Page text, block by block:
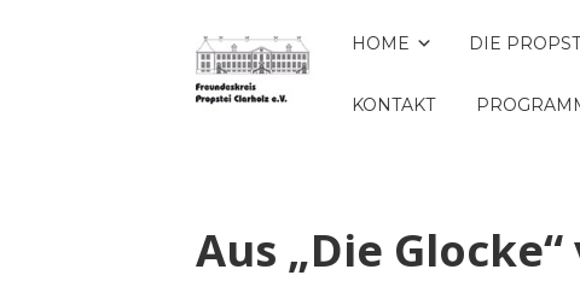
HOME DIE
KONTAKT
Aus „Die